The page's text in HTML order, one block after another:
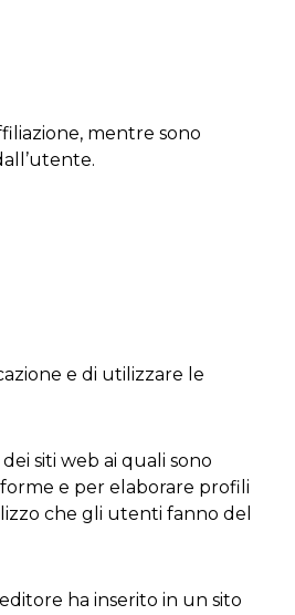
mentre sono
e di utilizzare le
siti web ai quali sono
e per elaborare profili
che gli utenti fanno del
ha inserito in un sito